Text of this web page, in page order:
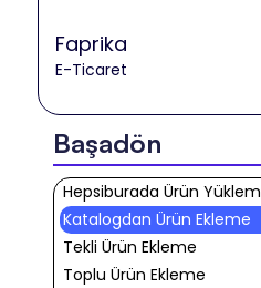
Faprika
E-Ticaret
Başadön
Hepsiburada Ürün
Katalogdan Ürün Ekleme
Tekli Ürün Ekleme
Toplu Ürün Ekleme